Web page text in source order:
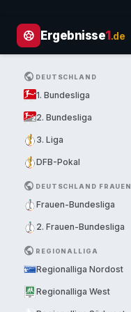
sports_soccer Ergebnisse1.de
PUBLIC DEUTSCHLAND
1. Bundesliga
2. Bundesliga
3. Liga
DFB-Pokal
PUBLIC DEUTSCHLAND FRAUEN
Frauen-Bundesliga
2. Frauen-Bundesliga
PUBLIC REGIONALLIGA
Regionalliga Nordost
Regionalliga West